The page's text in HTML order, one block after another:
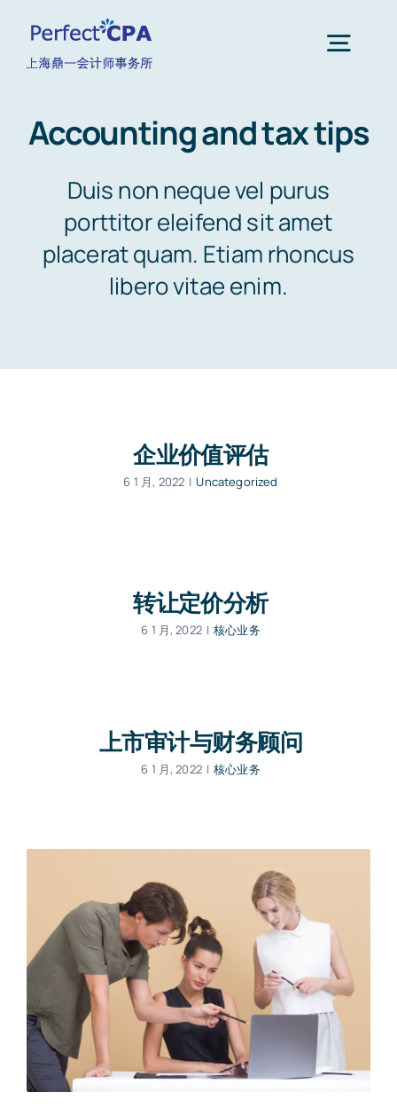
首页
关于我们
核心业务
Accounting and tax tips
Duis non neque vel purus
porttitor eleifend sit amet
placerat quam. Etiam rhoncus
libero vitae enim.
企业价值评估
6 1 月, 2022 | Uncategorized
转让定价分析
6 1 月, 2022 | 核心业务
上市审计与财务顾问
6 1 月, 2022 | 核心业务